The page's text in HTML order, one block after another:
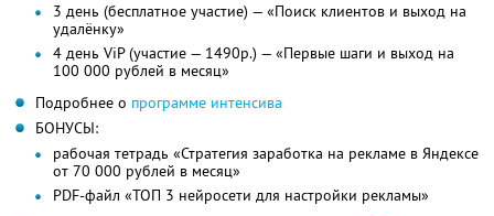
3 день (бесплатное участие) — «Поиск клиентов и выход на
удалёнку»
4 день ViP (участие — 1490р.) — «Первые шаги и выход на
100 000 рублей в месяц»
Подробнее о программе интенсива
БОНУСЫ:
рабочая тетрадь «Стратегия заработка на рекламе в Яндексе
от 70 000 рублей в месяц»
PDF-файл «ТОП 3 нейросети для настройки рекламы»